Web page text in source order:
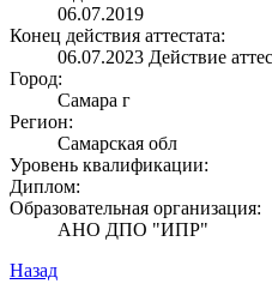
06.07.2019
Конец действия аттестата:
06.07.2023 Действие
Город:
Самара г
Регион:
Самарская обл
Уровень квалификации:
Диплом:
Образовательная организация:
АНО ДПО "ИПР"
Назад